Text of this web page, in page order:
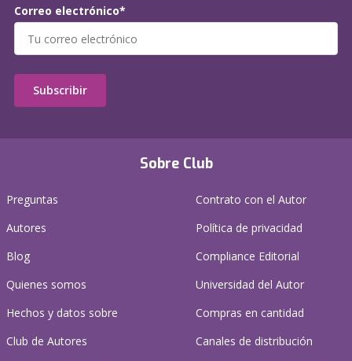
Sobre Club
Preguntas
Autores
Blog
Quienes somos
Hechos y datos sobre
Club de Autores
Contrato con el Autor
Política de privacidad
Compliance Editorial
Universidad del Autor
Compras en cantidad
Canales de distribución
Correo electrónico*
Subscribir